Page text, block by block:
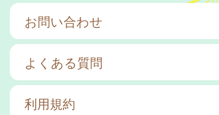
お問い合わせ
よくある質問
利用規約